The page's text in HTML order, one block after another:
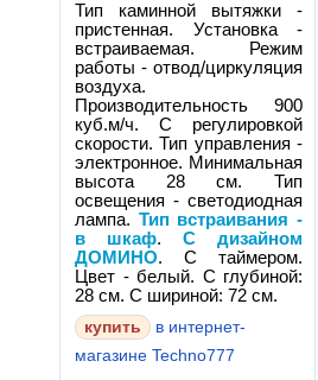
Тип каминной вытяжки -
пристенная. Установка -
встраиваемая. Режим
работы - отвод/циркуляция
воздуха.
Производительность 900
куб.м/ч. С регулировкой
скорости. Тип управления -
электронное. Минимальная
высота 28 см. Тип
освещения - светодиодная
лампа. Тип встраивания -
в шкаф.С дизайном
ДОМИНО. С таймером.
Цвет - белый. С глубиной:
28 см. С шириной: 72 см.
в интернет-
магазине Techno777